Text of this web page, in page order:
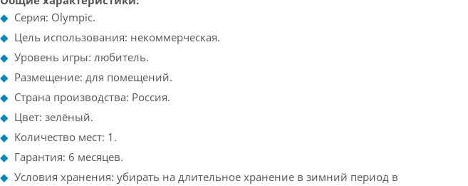
Серия: Olympic.
Цель использования: некоммерческая.
Уровень игры: любитель.
Размещение: для помещений.
Страна производства: Россия.
Цвет: зелёный.
Количество мест: 1.
Гарантия: 6 месяцев.
Условия хранения: убирать на длительное хранение в зимний период в